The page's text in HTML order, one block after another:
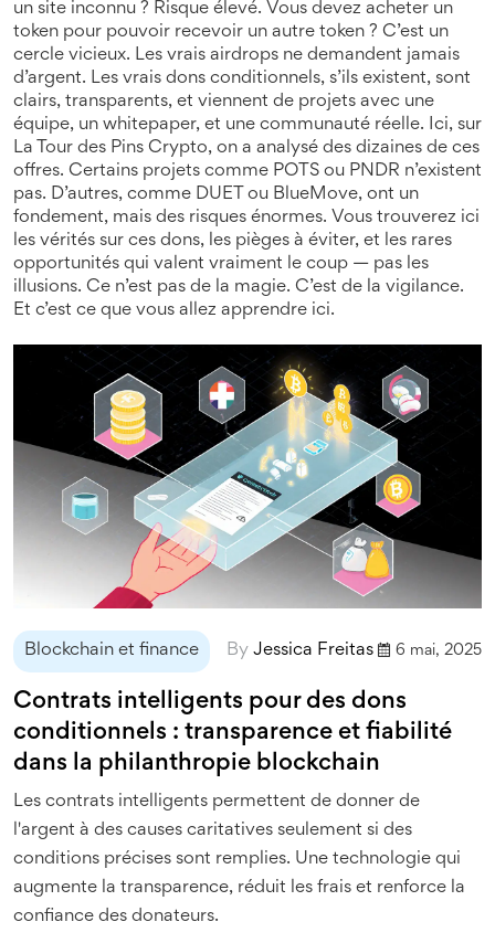
un site inconnu ? Risque élevé. Vous devez acheter un
token pour pouvoir recevoir un autre token ? C’est un
cercle vicieux. Les vrais airdrops ne demandent jamais
d’argent. Les vrais dons conditionnels, s’ils existent, sont
clairs, transparents, et viennent de projets avec une
équipe, un whitepaper, et une communauté réelle. Ici, sur
La Tour des Pins Crypto, on a analysé des dizaines de ces
offres. Certains projets comme POTS ou PNDR n’existent
pas. D’autres, comme DUET ou BlueMove, ont un
fondement, mais des risques énormes. Vous trouverez ici
les vérités sur ces dons, les pièges à éviter, et les rares
opportunités qui valent vraiment le coup — pas les
illusions. Ce n’est pas de la magie. C’est de la vigilance.
Et c’est ce que vous allez apprendre ici.
Blockchain et finance By Jessica Freitas 6 mai, 2025
Contrats intelligents pour des dons
conditionnels : transparence et fiabilité
dans la philanthropie blockchain
Les contrats intelligents permettent de donner de
l'argent à des causes caritatives seulement si des
conditions précises sont remplies. Une technologie qui
augmente la transparence, réduit les frais et renforce la
confiance des donateurs.